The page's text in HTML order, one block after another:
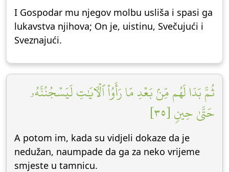
I Gospodar mu njegov molbu usliša i spasi ga
lukavstva njihova; On je, uistinu, Svečujući i
Sveznajući.
ثُمَّ بَدَا لَهُم مِّنۢ بَعۡدِ مَا رَأَوُاْ ٱلۡأٓيَٰتِ لَيَسۡجُنُنَّهُۥ
حَتَّىٰ حِينٖ [٣٥]
A potom im, kada su vidjeli dokaze da je
nedužan, naumpade da ga za neko vrijeme
smjeste u tamnicu.